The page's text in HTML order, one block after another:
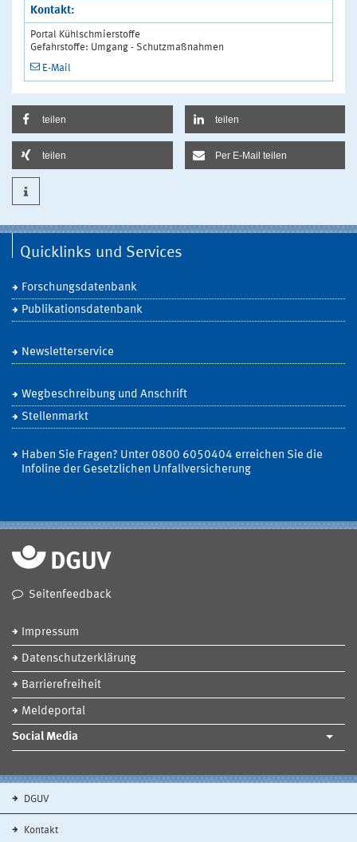
Kontakt:
Portal Kühlschmierstoffe
Gefahrstoffe: Umgang - Schutzmaßnahmen
E-Mail
teilen teilen
teilen Per E-Mail teilen
Quicklinks und Services
Forschungsdatenbank
Publikationsdatenbank
Newsletterservice
Wegbeschreibung und Anschrift
Stellenmarkt
Haben Sie Fragen? Unter 0800 6050404 erreichen Sie die
Infoline der Gesetzlichen Unfallversicherung
Seitenfeedback
Impressum
Datenschutzerklärung
Barrierefreiheit
Meldeportal
Social Media
DGUV
Kontakt